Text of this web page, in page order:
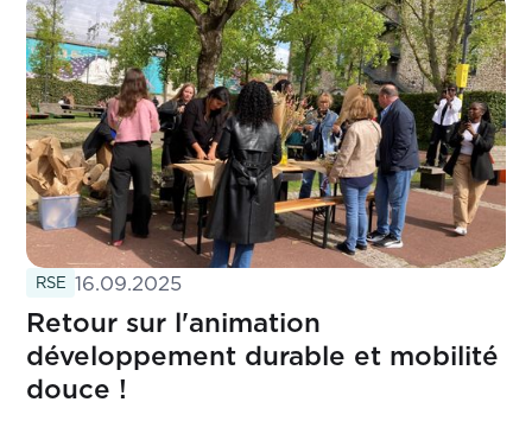
RSE 16.09.2025
Retour sur l'animation
développement durable et mobilité
douce !